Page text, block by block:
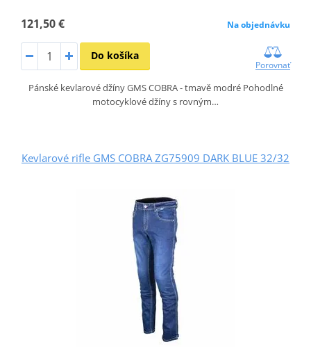
121,50 € Na objednávku
Do košíka
Porovnať
Pánské kevlarové džíny GMS COBRA - tmavě modré Pohodlné
motocyklové džíny s rovným…
Kevlarové rifle GMS COBRA ZG75909 DARK BLUE 32/32